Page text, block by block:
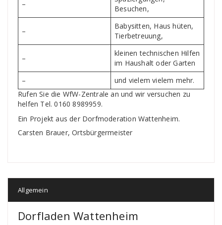
–
Besuchen,
–
Babysitten, Haus hüten,
Tierbetreuung,
–
kleinen technischen Hilfen
im Haushalt oder Garten
–
und vielem vielem mehr.
Rufen Sie die WfW-Zentrale an und wir versuchen zu
helfen Tel. 0160 8989959.
Ein Projekt aus der Dorfmoderation Wattenheim.
Carsten Brauer, Ortsbürgermeister
Allgemein
Dorfladen Wattenheim